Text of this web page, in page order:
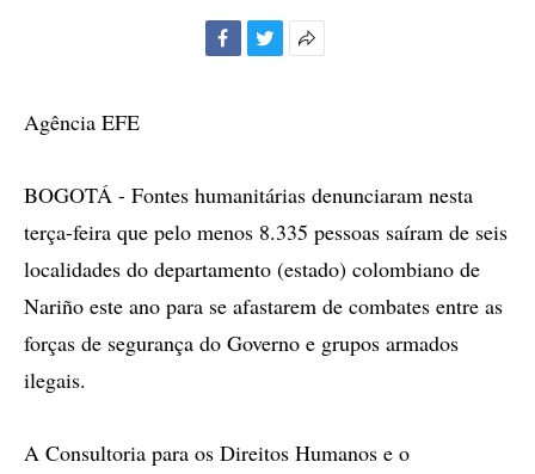
Agência EFE
BOGOTÁ - Fontes humanitárias denunciaram nesta
terça-feira que pelo menos 8.335 pessoas saíram de seis
localidades do departamento (estado) colombiano de
Nariño este ano para se afastarem de combates entre as
forças de segurança do Governo e grupos armados
ilegais.
A Consultoria para os Direitos Humanos e o